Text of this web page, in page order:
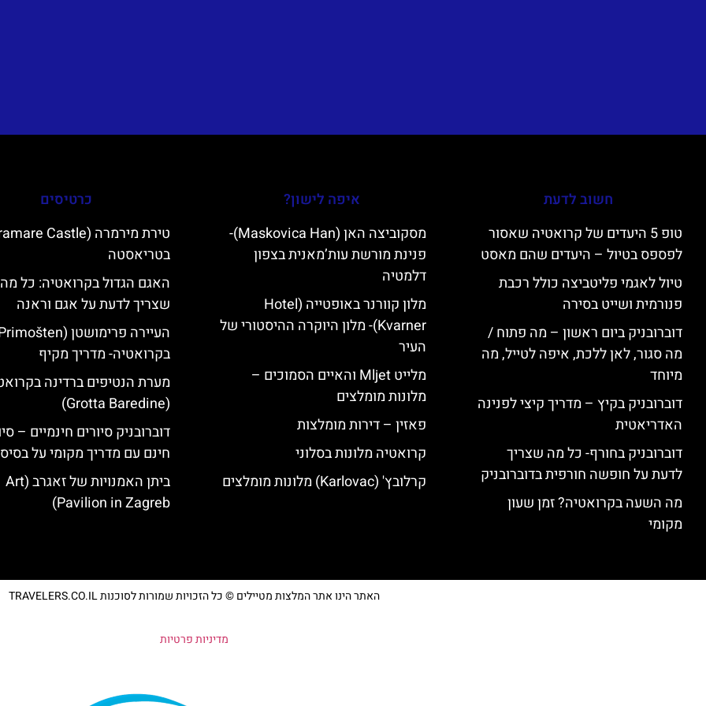
חשוב לדעת
טופ 5 היעדים של קרואטיה שאסור
לפספס בטיול – היעדים שהם מאסט
טיול לאגמי פליטביצה כולל רכבת
פנורמית ושייט בסירה
דוברובניק ביום ראשון – מה פתוח /
מה סגור, לאן ללכת, איפה לטייל, מה
מיוחד
דוברובניק בקיץ – מדריך קיצי לפנינה
האדריאטית
דוברובניק בחורף- כל מה שצריך
לדעת על חופשה חורפית בדוברובניק
מה השעה בקרואטיה? זמן שעון
מקומי
איפה לישון?
מסקוביצה האן (Maskovica Han)-
פנינת מורשת עות’מאנית בצפון
דלמטיה
מלון קוורנר באופטייה (Hotel
Kvarner)- מלון היוקרה ההיסטורי של
העיר
מלייט Mljet והאיים הסמוכים –
מלונות מומלצים
פאזין – דירות מומלצות
קרואטיה מלונות בסלוני
קרלובץ' (Karlovac) מלונות מומלצים
כרטיסים
בטריאסטה
האגם הגדול בקרואטיה: כל מה
שצריך לדעת על אגם וראנה
בקרואטיה- מדריך מקיף
מערת הנטיפים ברדינה
(Grotta Baredine)
דוברובניק סיורים חינמיים –
חינם עם מדריך מקומי על
ביתן האמנויות של זאגרב (Art
Pavilion in Zagreb)
האתר הינו אתר המלצות מטיילים © כל הזכויות שמורות לסוכנות TRAVELERS.CO.IL
מדיניות פרטיות